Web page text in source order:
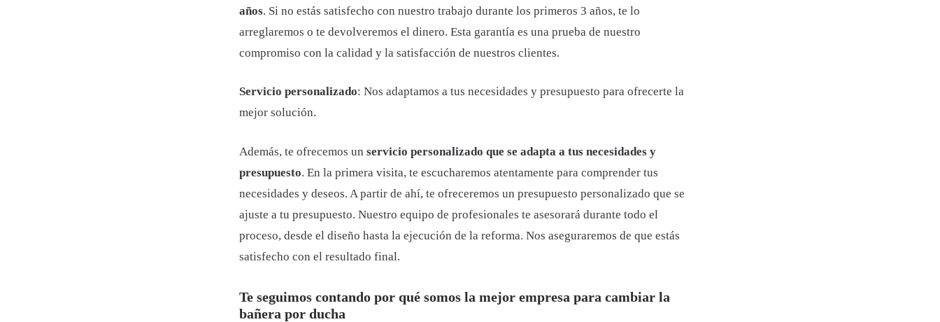
años. Si no estás satisfecho con nuestro trabajo durante los primeros 3 años, te lo
arreglaremos o te devolveremos el dinero. Esta garantía es una prueba de nuestro
compromiso con la calidad y la satisfacción de nuestros clientes.
Servicio personalizado: Nos adaptamos a tus necesidades y presupuesto para ofrecerte la
mejor solución.
Además, te ofrecemos un servicio personalizado que se adapta a tus necesidades y
presupuesto. En la primera visita, te escucharemos atentamente para comprender tus
necesidades y deseos. A partir de ahí, te ofreceremos un presupuesto personalizado que se
ajuste a tu presupuesto. Nuestro equipo de profesionales te asesorará durante todo el
proceso, desde el diseño hasta la ejecución de la reforma. Nos aseguraremos de que estás
satisfecho con el resultado final.
Te seguimos contando por qué somos la mejor empresa para cambiar la
bañera por ducha